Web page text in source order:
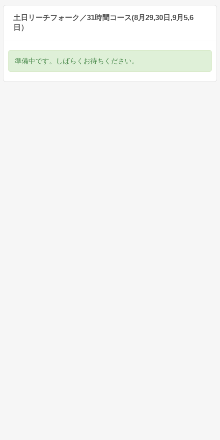
土日リーチフォーク／31時間コース(8月29,30日,9月5,6
日）
準備中です。しばらくお待ちください。